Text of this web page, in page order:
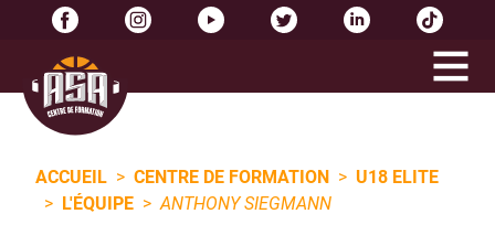
ACCUEIL > CENTRE DE FORMATION > U18 ELITE
> L'ÉQUIPE > ANTHONY SIEGMANN